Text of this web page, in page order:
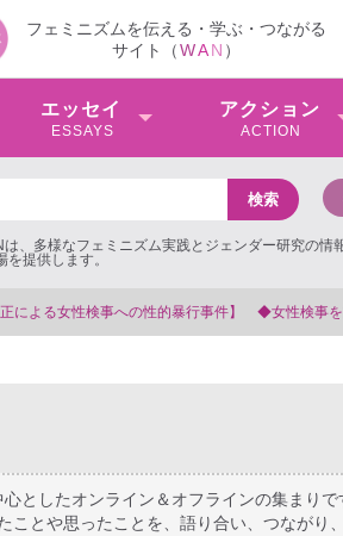
フェミニズムを伝える・学ぶ・つながる
サイト（WAN ）
エッセイ
ESSAYS
アクション
ACTION
、多様なフェミニズム実践とジェンダー研究の情
提供します。
【抗議文】2026年3
としたオンライン＆オフラインの集まり
ことや思ったことを、語り合い、つながり